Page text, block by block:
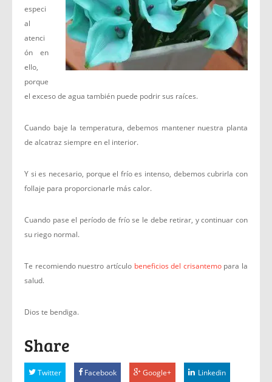
especi
al
atenci
ón en
ello,
porque
el exceso de agua también puede podrir sus raíces.
Cuando baje la temperatura, debemos mantener nuestra planta
de alcatraz siempre en el interior.
Y si es necesario, porque el frío es intenso, debemos cubrirla con
follaje para proporcionarle más calor.
Cuando pase el período de frío se le debe retirar, y continuar con
su riego normal.
Te recomiendo nuestro artículo beneficios del crisantemopara la
salud.
Dios te bendiga.
Share
Twitter Facebook Google+ Linkedin